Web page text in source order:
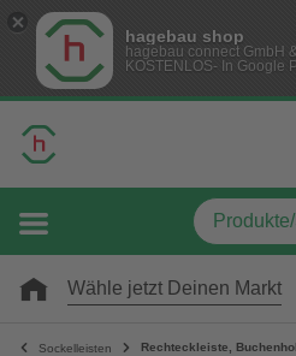
hagebau shop
hagebau connect GmbH
KOSTENLOS- In Google
Wähle jetzt Deinen Markt
Sockelleisten Rechteckleiste,